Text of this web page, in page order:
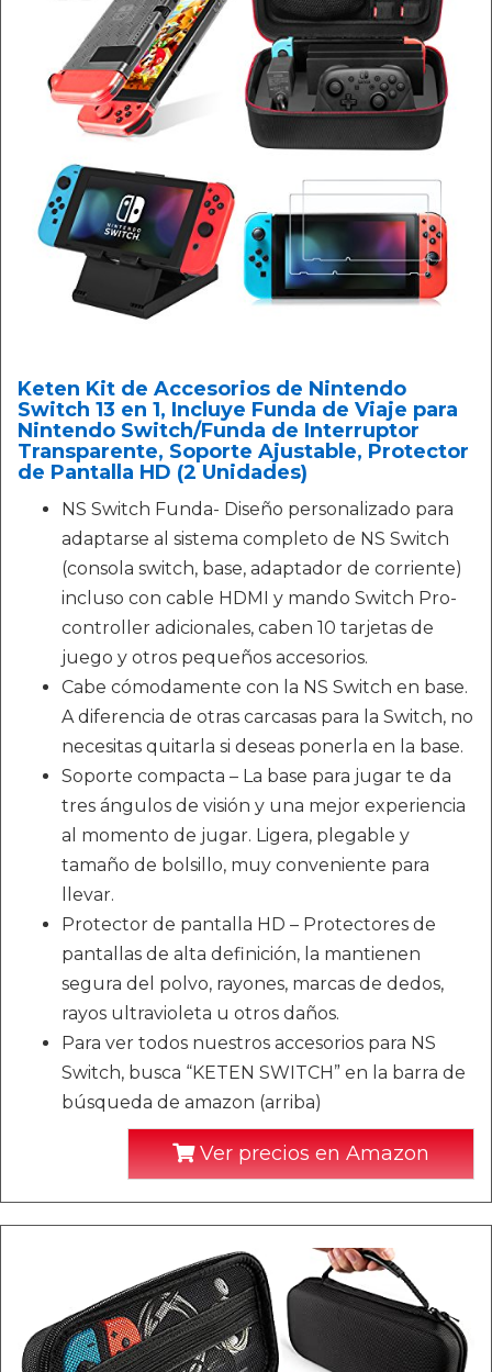
Keten Kit de Accesorios de Nintendo
Switch 13 en 1, Incluye Funda de Viaje para
Nintendo Switch/Funda de Interruptor
Transparente, Soporte Ajustable, Protector
de Pantalla HD (2 Unidades)
NS Switch Funda- Diseño personalizado para
adaptarse al sistema completo de NS Switch
(consola switch, base, adaptador de corriente)
incluso con cable HDMI y mando Switch Pro-
controller adicionales, caben 10 tarjetas de
juego y otros pequeños accesorios.
Cabe cómodamente con la NS Switch en base.
A diferencia de otras carcasas para la Switch, no
necesitas quitarla si deseas ponerla en la base.
Soporte compacta – La base para jugar te da
tres ángulos de visión y una mejor experiencia
al momento de jugar. Ligera, plegable y
tamaño de bolsillo, muy conveniente para
llevar.
Protector de pantalla HD – Protectores de
pantallas de alta definición, la mantienen
segura del polvo, rayones, marcas de dedos,
rayos ultravioleta u otros daños.
Para ver todos nuestros accesorios para NS
Switch, busca “KETEN SWITCH” en la barra de
búsqueda de amazon (arriba)
Ver precios en Amazon